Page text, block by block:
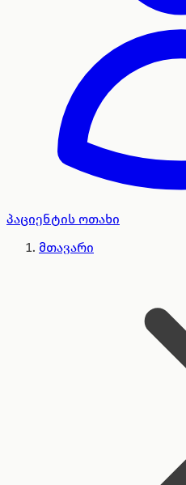
პაციენტის ოთახი
მთავარი